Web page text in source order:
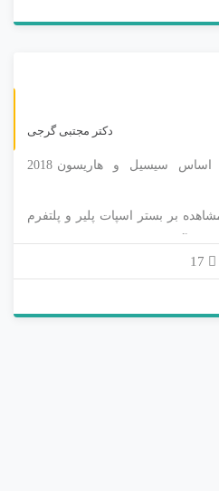
https://
دکتر مجتبی گرجی
ویدیوی غدد(اندوکرینولوژی) بر اساس سیسیل و هاریسون 2018
بر بستر اسپات پلیر و پلتفرم
و ....
از اسپات پلیر